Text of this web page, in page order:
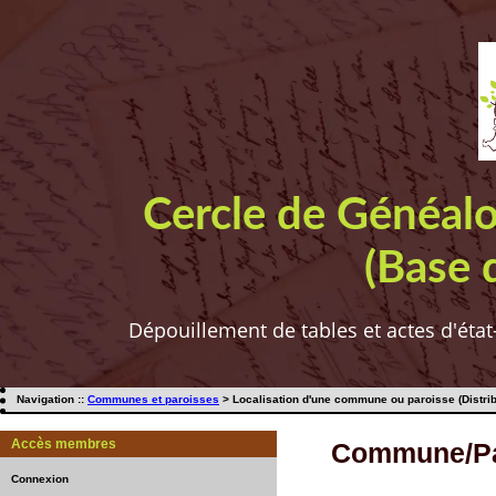
Cercle de
(Base
Dépouillement de tables et actes
Navigation :: Communes et paroisses > Localisation d'une commune ou paroisse
Accès membres
Connexion
Commune/